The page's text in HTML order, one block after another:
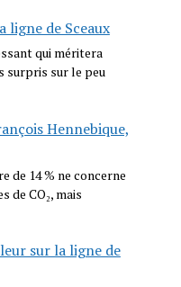
ligne de Sceaux
qui méritera
surpris sur le peu
Hennebique,
de 14 % ne concerne
de CO₂, mais
sur la ligne de